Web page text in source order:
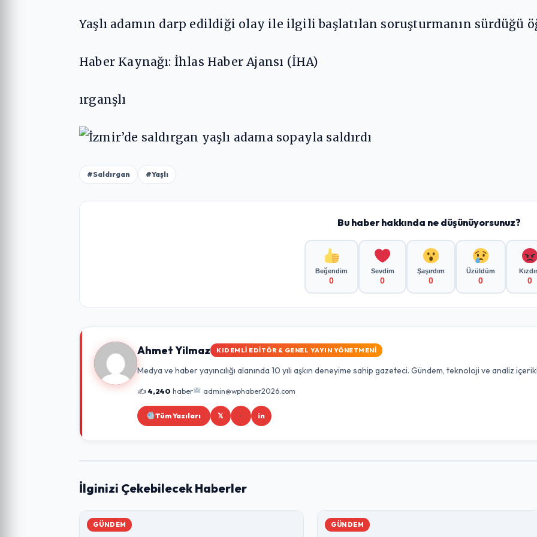
Yaşlı adamın darp edildiği olay ile ilgili başlatılan soruşturmanın sürdüğü
Haber Kaynağı: İhlas Haber Ajansı (İHA)
ırganşlı
#Saldırgan #Yaşlı
Bu haber hakkında ne düşünüyorsunuz?
Beğendim
0
Sevdim
0
Şaşırdım
0
Üzüldüm
0 0
Ahmet Yilmaz KIDEMLI EDITÖR & GENEL YAYIN YÖNETMENI
Medya ve haber yayıncılığı alanında 10 yılı aşkın deneyime sahip gazeteci. Gündem, teknoloji ve analiz
✍️4,240 haber admin@wphaber2026.com
Tüm Yazıları 𝕏 in
İlginizi Çekebilecek Haberler
GÜNDEM GÜNDEM